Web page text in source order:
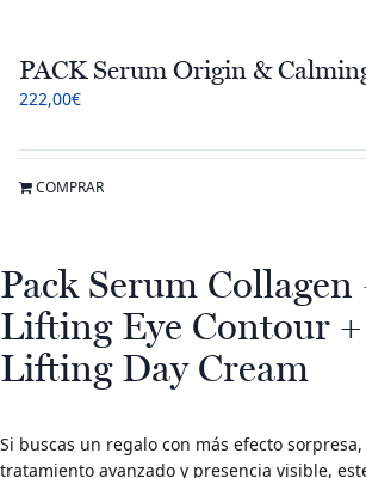
PACK Serum Origin &
222,00€
COMPRAR
Pack Serum Collagen
Lifting Eye Contour
Lifting Day Cream
Si buscas un regalo con más efecto
tratamiento avanzado y presencia visible,